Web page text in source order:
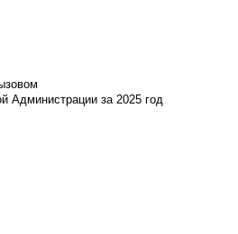
Администрации за 2025 год